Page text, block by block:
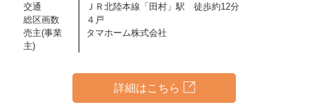
交通
ＪＲ北陸本線「田村」駅 徒歩約12分
総区画数
４戸
売主(事業
主)
タマホーム株式会社
詳細はこちら